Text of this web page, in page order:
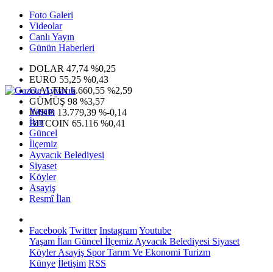
Foto Galeri
Videolar
Canlı Yayın
Günün Haberleri
DOLAR 47,74 %0,25
EURO 55,25 %0,43
G.ALTIN6.660,55 %2,59
GÜMÜŞ 98 %3,57
IMKB 13.779,39 %-0,14
BITCOIN 65.116 %0,41
Yaşam
İlan
Güncel
İlçemiz
Ayvacık Belediyesi
Siyaset
Köyler
Asayiş
Resmî İlan
Facebook Twitter InstagramYoutube
Yaşam İlan Güncel İlçemiz Ayvacık Belediyesi Siyaset
KöylerAsayiş SporTarım Ve Ekonomi Turizm
Künye İletişim RSS